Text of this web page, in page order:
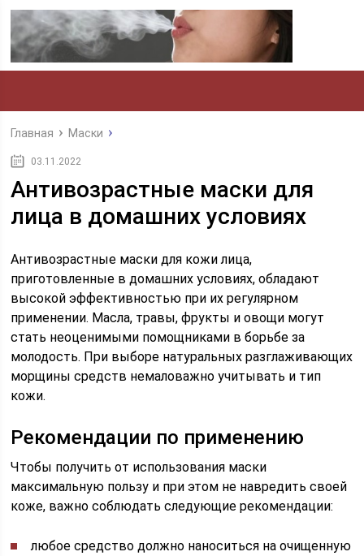
Главная Маски
03.11.2022
Антивозрастные маски для
лица в домашних условиях
Антивозрастные маски для кожи лица,
приготовленные в домашних условиях, обладают
высокой эффективностью при их регулярном
применении. Масла, травы, фрукты и овощи могут
стать неоценимыми помощниками в борьбе за
молодость. При выборе натуральных разглаживающих
морщины средств немаловажно учитывать и тип
кожи.
Рекомендации по применению
Чтобы получить от использования маски
максимальную пользу и при этом не навредить своей
коже, важно соблюдать следующие рекомендации:
любое средство должно наноситься на очищенную